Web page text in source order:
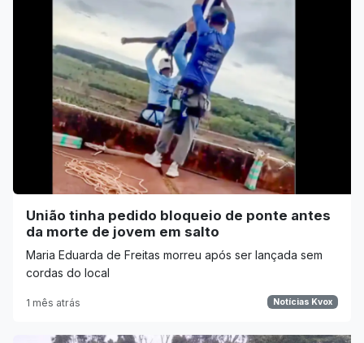
União tinha pedido bloqueio de ponte antes
da morte de jovem em salto
Maria Eduarda de Freitas morreu após ser lançada sem
cordas do local
1 mês atrás Notícias Kvox